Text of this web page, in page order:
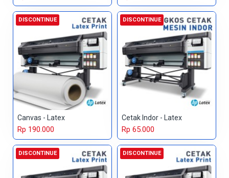
DISCONTINUE
Canvas - Latex
Rp 190.000
DISCONTINUE
Cetak Indor - Latex
Rp 65.000
DISCONTINUE DISCONTINUE